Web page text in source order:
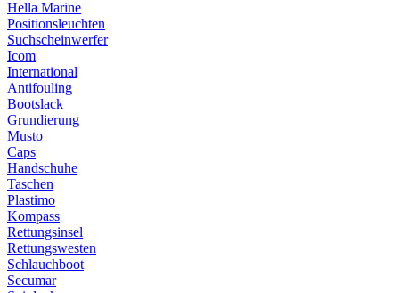
Hella Marine
Positionsleuchten
Suchscheinwerfer
Icom
International
Antifouling
Bootslack
Grundierung
Musto
Caps
Handschuhe
Taschen
Plastimo
Kompass
Rettungsinsel
Rettungswesten
Schlauchboot
Secumar